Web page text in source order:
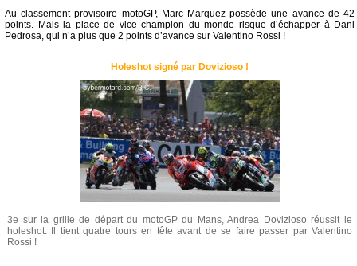
Au classement provisoire motoGP, Marc Marquez possède une avance de 42
points. Mais la place de vice champion du monde risque d’échapper à Dani
Pedrosa, qui n’a plus que 2 points d’avance sur Valentino Rossi !
Holeshot signé par Dovizioso !
3e sur la grille de départ du motoGP du Mans, Andrea Dovizioso réussit le
holeshot. Il tient quatre tours en tête avant de se faire passer par Valentino
Rossi !